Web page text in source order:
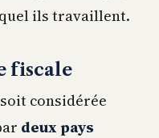
ils travaillent.
fiscale
considérée
deux pays